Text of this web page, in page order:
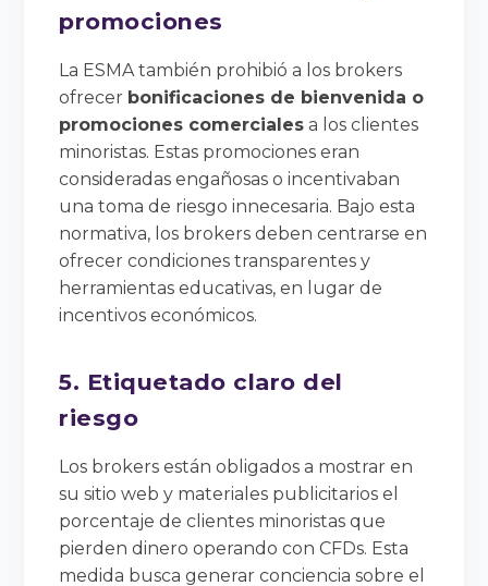
promociones
La ESMA también prohibió a los brokers
ofrecer bonificaciones de bienvenida o
promociones comerciales a los clientes
minoristas. Estas promociones eran
consideradas engañosas o incentivaban
una toma de riesgo innecesaria. Bajo esta
normativa, los brokers deben centrarse en
ofrecer condiciones transparentes y
herramientas educativas, en lugar de
incentivos económicos.
5. Etiquetado claro del
riesgo
Los brokers están obligados a mostrar en
su sitio web y materiales publicitarios el
porcentaje de clientes minoristas que
pierden dinero operando con CFDs. Esta
medida busca generar conciencia sobre el